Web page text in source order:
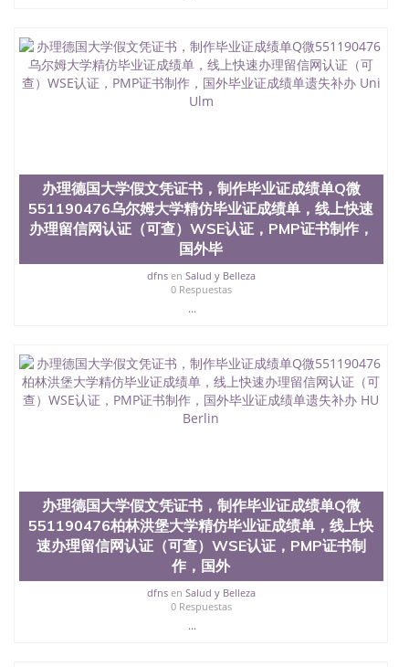
办理德国大学假文凭证书，制作毕业证成绩单Q微
551190476乌尔姆大学精仿毕业证成绩单，线上快速
办理留信网认证（可查）WSE认证，PMP证书制作，
国外毕
dfnsen Salud y Belleza
0 Respuestas
...
办理德国大学假文凭证书，制作毕业证成绩单Q微
551190476柏林洪堡大学精仿毕业证成绩单，线上快
速办理留信网认证（可查）WSE认证，PMP证书制
作，国外
dfnsen Salud y Belleza
0 Respuestas
...